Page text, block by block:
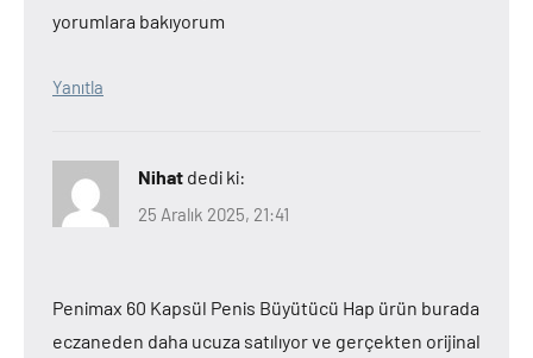
yorumlara bakıyorum
Yanıtla
Nihat dedi ki:
25 Aralık 2025, 21:41
Penimax 60 Kapsül Penis Büyütücü Hap ürün burada
eczaneden daha ucuza satılıyor ve gerçekten orijinal